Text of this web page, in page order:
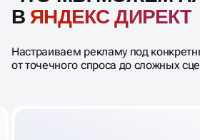
ВЯНДЕКС ДИРЕКТ
Настраиваем рекламу под
от точечного спроса до сложных